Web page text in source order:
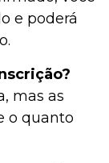
e poderá
mas as
o quanto